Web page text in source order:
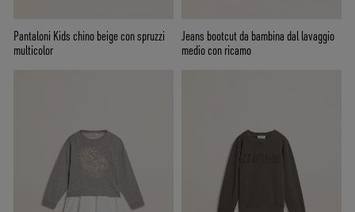
Pantaloni Kids chino beige con spruzzi
multicolor
Jeans bootcut da bambina dal lavaggio
medio con ricamo